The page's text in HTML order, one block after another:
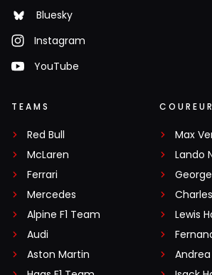
Bluesky
Instagram
YouTube
TEAMS
Red Bull
McLaren
Ferrari
Mercedes
Alpine F1 Team
Audi
Aston Martin
Max
Lando
Lewis